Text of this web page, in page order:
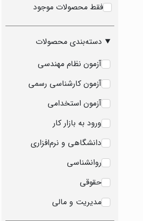
فقط محصولات موجود
دسته‌بندی محصولات
آزمون نظام مهندسی
آزمون کارشناسی رسمی
آزمون استخدامی
ورود به بازار کار
دانشگاهی و نرم‌افزاری
روانشناسی
حقوقی
مدیریت و مالی